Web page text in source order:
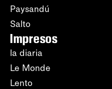
Paysandú
Salto
Impresos
la diaria
Le Monde
Lento